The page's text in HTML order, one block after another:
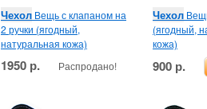
Чехол Вещь с клапаном на
2 ручки (ягодный,
натуральная кожа)
1950 р. Распродано!
Чехол
(ягодный,
кожа)
900 р.